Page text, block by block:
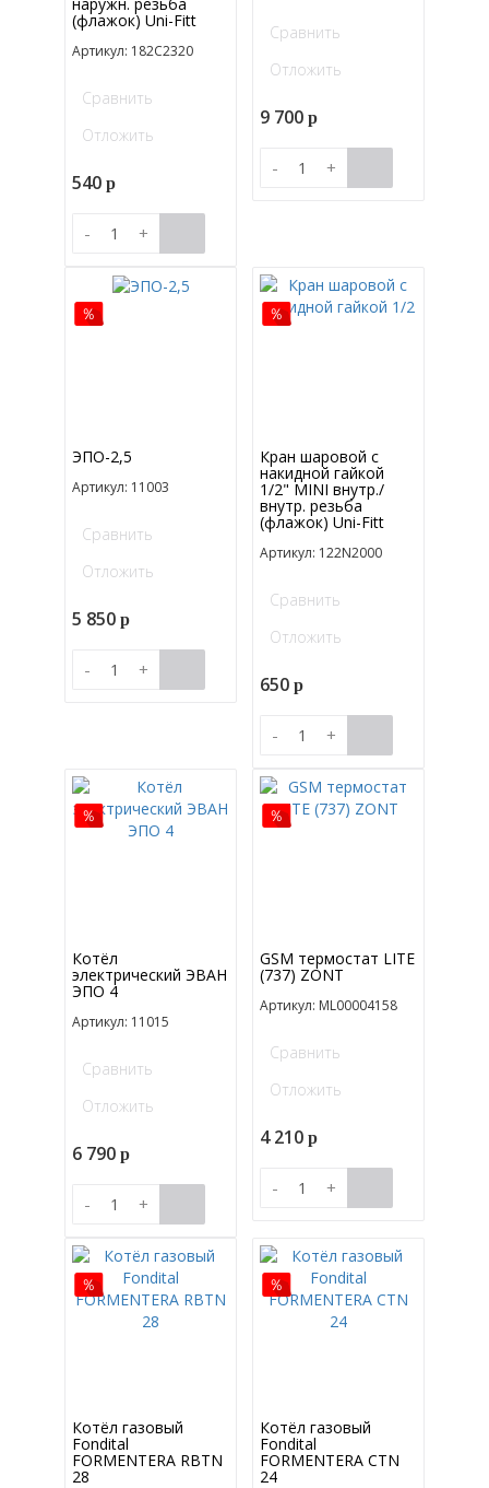
(флажок) Uni-Fitt
Артикул: 182C2320
Сравнить
Отложить
540p
- +
Сравнить
Отложить
9 700p
- +
ЭПО-2,5
Артикул: 11003
Сравнить
Отложить
5 850p
- +
Кран шаровой с
накидной гайкой
1/2" MINI внутр./
внутр. резьба
(флажок) Uni-Fitt
Артикул: 122N2000
Сравнить
Отложить
650p
- +
Котёл
электрический ЭВАН
ЭПО 4
Артикул: 11015
Сравнить
Отложить
6 790p
- +
GSM термостат LITE
(737) ZONT
Артикул: ML00004158
Сравнить
Отложить
4 210p
- +
Котёл газовый
Fondital
FORMENTERA RBTN
28
Котёл газовый
Fondital
FORMENTERA CTN
24